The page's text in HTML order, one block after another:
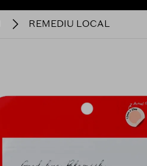
REMEDIU LOCAL